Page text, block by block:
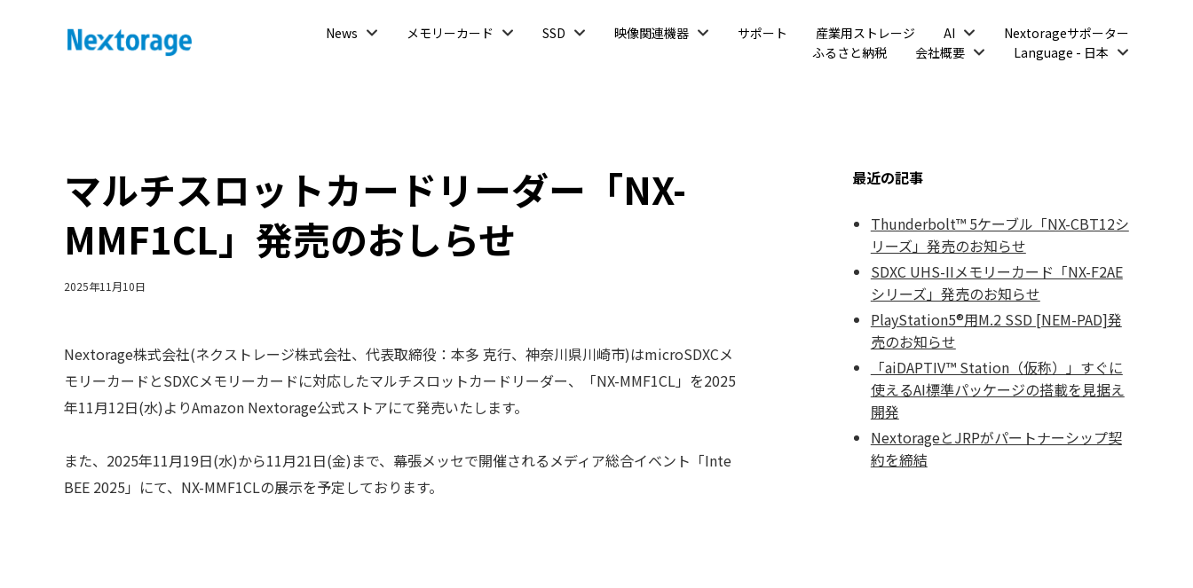
News 開 メモリーカード 開 SSD 開 映像関連機器 開 サポート 産業用ストレージ AI 開
く
Nextorageサポーター
ふるさと納税
会社概要 開 Language - 日本 開
マルチスロットカードリーダー「NX-
MMF1CL」発売のおしらせ
2025年11月10日
Nextorage株式会社(ネクストレージ株式会社、代表取締役：本多 克行、神奈川県川崎市)はmicroSDXCメ
モリーカードとSDXCメモリーカードに対応したマルチスロットカードリーダー、「NX-MMF1CL」を2025
年11月12日(水)よりAmazon Nextorage公式ストアにて発売いたします。
また、2025年11月19日(水)から11月21日(金)まで、幕張メッセで開催されるメディア総合イベント「Inte
BEE 2025」にて、NX-MMF1CLの展示を予定しております。
最近の記事
Thunderbolt™ 5ケーブル「NX-CBT12シ
リーズ」発売のお知らせ
SDXC UHS-IIメモリーカード「NX-F2AE
シリーズ」発売のお知らせ
PlayStation5®用M.2 SSD [NEM-PAD]発
売のお知らせ
「aiDAPTIV™ Station（仮称）」すぐに
使えるAI標準パッケージの搭載を見据え
開発
NextorageとJRPがパートナーシップ契
約を締結